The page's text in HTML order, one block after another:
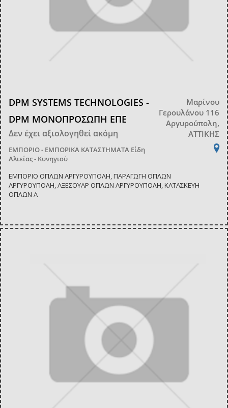
DPM SYSTEMS TECHNOLOGIES -
DPM ΜΟΝΟΠΡΟΣΩΠΗ ΕΠΕ
Δεν έχει αξιολογηθεί ακόμη
ΕΜΠΟΡΙΟ - ΕΜΠΟΡΙΚΑ ΚΑΤΑΣΤΗΜΑΤΑ Είδη
Αλιείας - Κυνηγιού
Μαρίνου
Γερουλάνου 116
Αργυρούπολη,
ΑΤΤΙΚΗΣ
ΕΜΠΟΡΙΟ ΟΠΛΩΝ ΑΡΓΥΡΟΥΠΟΛΗ, ΠΑΡΑΓΩΓΗ ΟΠΛΩΝ
ΑΡΓΥΡΟΥΠΟΛΗ, ΑΞΕΣΟΥΑΡ ΟΠΛΩΝ ΑΡΓΥΡΟΥΠΟΛΗ, ΚΑΤΑΣΚΕΥΗ
ΟΠΛΩΝ Α